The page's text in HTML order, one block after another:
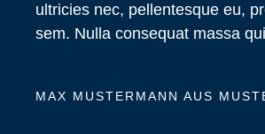
ultricies nec, pellentesque eu,
sem. Nulla consequat massa
MAX MUSTERMANN AUS